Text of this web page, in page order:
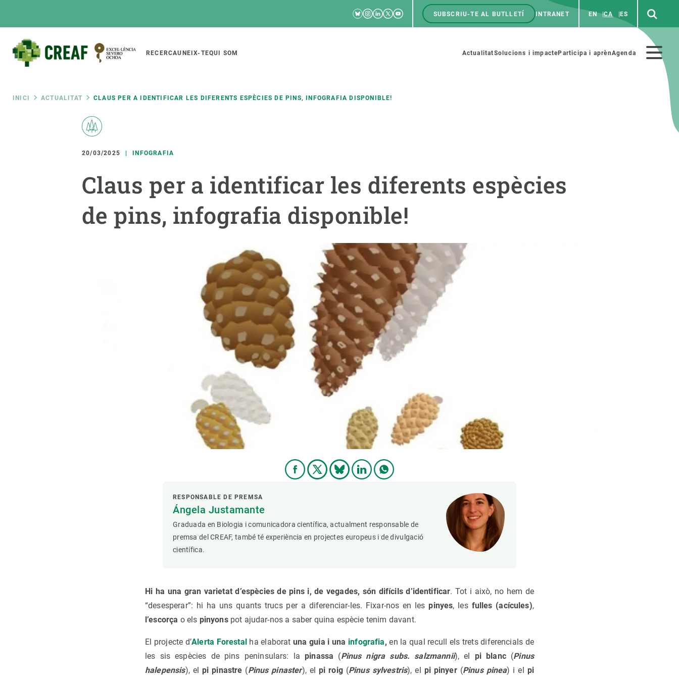
RRSS
Bluesky
Instagram
Linkedin
TwitterYoutube
Menú
SUBSCRIU-TE AL BUTLLETÍ INTRANET EN CA ES
Main
navigation
RECERCAUNEIX-TEQUI SOM
Menú
ActualitatSolucions i impacteParticipa i aprènAgenda
Fil
d'ariadna
INICI ACTUALITAT CLAUS PER A IDENTIFICAR LES DIFERENTS ESPÈCIES DE PINS, INFOGRAFIA DISPONIBLE!
20/03/2025 INFOGRAFIA
Claus per a identificar les diferents espècies
de pins, infografia disponible!
RESPONSABLE DE PREMSA
Ángela Justamante
Graduada en Biologia i comunicadora científica, actualment responsable de
premsa del CREAF, també té experiència en projectes europeus i de divulgació
científica.
Hi ha una gran varietat d’espècies de pins i, de vegades, són difícils d’identificar. Tot i això, no hem de
“desesperar”: hi ha uns quants trucs per a diferenciar-les. Fixar-nos en les pinyes, les fulles (acícules),
l’escorça o els pinyonspot ajudar-nos a saber quina espècie tenim davant.
El projecte d’Alerta Forestalha elaboratuna guia i una infografia,en la qual recull els trets diferencials de
les sis espècies de pins peninsulars: lapinassa (Pinus nigra subs. salzmannii), el pi blanc(Pinus
halepensis), elpi pinastre (Pinus pinaster), el pi roig(Pinus sylvestris), el pi pinyer (Pinus pinea) i el pi
Featured
responsive
Responsive
menu
SOBRE NOSALTRES
Organització institucional
RECERCA
Biodiversitat
Funcionament dels ecosistemes
Observació de la terra
Synthesis Actions
Solucions
Política i gestió
Serveis tècnics
Oportunitats acadèmiques
Demana la teva beca ERC
Vine de visitant o sabàtic
Segell de bones pràctiques HRS4R
Un lloc on créixer
Desenvolupament de carrera
Seminaris i activitats internes
T’oferim formació
Fes ciència amb nosaltres
Materials educatius
Esdeveniments anteriors